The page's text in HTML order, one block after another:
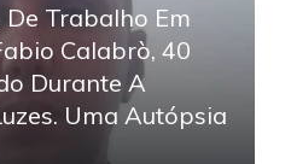
Trabalho Em
Calabrò, 40
Durante A
Uma Autópsia